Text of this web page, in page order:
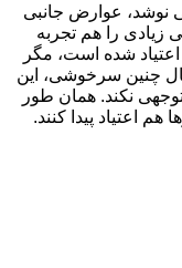
نوشد، عوارض جانبی
زیادی را هم تجربه
شده است، مگر
چنین سرخوشی، این
نکند. همان طور
هم اعتیاد پیدا کنند.